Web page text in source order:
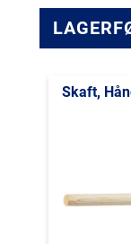
Skaft,